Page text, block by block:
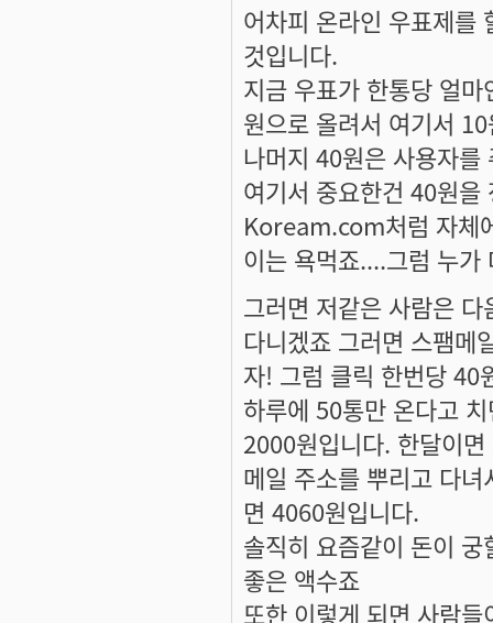
어차피 온라인 우표제를
것입니다.
지금 우표가 한통당 얼
원으로 올려서 여기서
나머지 40원은 사용자를
여기서 중요한건 40원
Koream.com처럼 자체
이는 욕먹죠....그럼 누가
그러면 저같은 사람은
다니겠죠 그러면 스팸메
자! 그럼 클릭 한번당 40
하루에 50통만 온다고
2000원입니다. 한달이
메일 주소를 뿌리고 다
면 4060원입니다.
솔직히 요즘같이 돈이
좋은 액수죠
또한 이렇게 되면 사람